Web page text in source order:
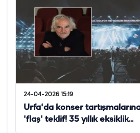
24-04-2026 15:19
Urfa'da konser
'flaş' teklif! 35 yıllık eksiklik...